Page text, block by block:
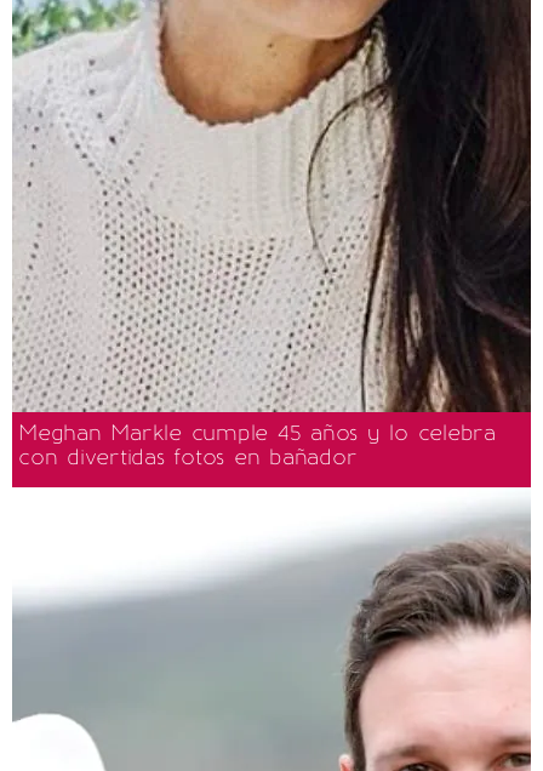
Meghan Markle cumple 45 años y lo celebra
con divertidas fotos en bañador